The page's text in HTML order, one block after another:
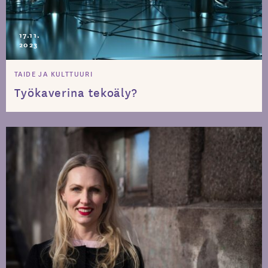
17.11.
2023
TAIDE JA KULTTUURI
Työkaverina tekoäly?